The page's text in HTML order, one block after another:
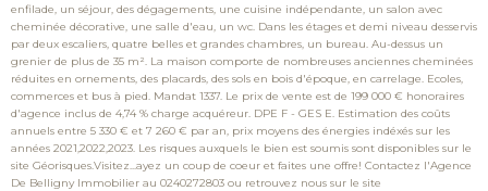
enfilade, un séjour, des dégagements, une cuisine indépendante, un salon avec
cheminée décorative, une salle d'eau, un wc. Dans les étages et demi niveau desservis
par deux escaliers, quatre belles et grandes chambres, un bureau. Au-dessus un
grenier de plus de 35 m². La maison comporte de nombreuses anciennes cheminées
réduites en ornements, des placards, des sols en bois d'époque, en carrelage. Ecoles,
commerces et bus à pied. Mandat 1337. Le prix de vente est de 199 000 € honoraires
d'agence inclus de 4,74 % charge acquéreur. DPE F - GES E. Estimation des coûts
annuels entre 5 330 € et 7 260 € par an, prix moyens des énergies indéxés sur les
années 2021,2022,2023. Les risques auxquels le bien est soumis sont disponibles sur le
site Géorisques.Visitez...ayez un coup de coeur et faites une offre! Contactez l'Agence
De Belligny Immobilier au 0240272803 ou retrouvez nous sur le site